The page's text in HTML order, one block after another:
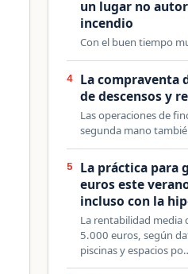
un lugar no
incendio
Con el buen tiempo
4
La compraventa
de descensos y
Las operaciones de
segunda mano
5
La práctica para
euros este
incluso con la
La rentabilidad media
5.000 euros, según
piscinas y espacios